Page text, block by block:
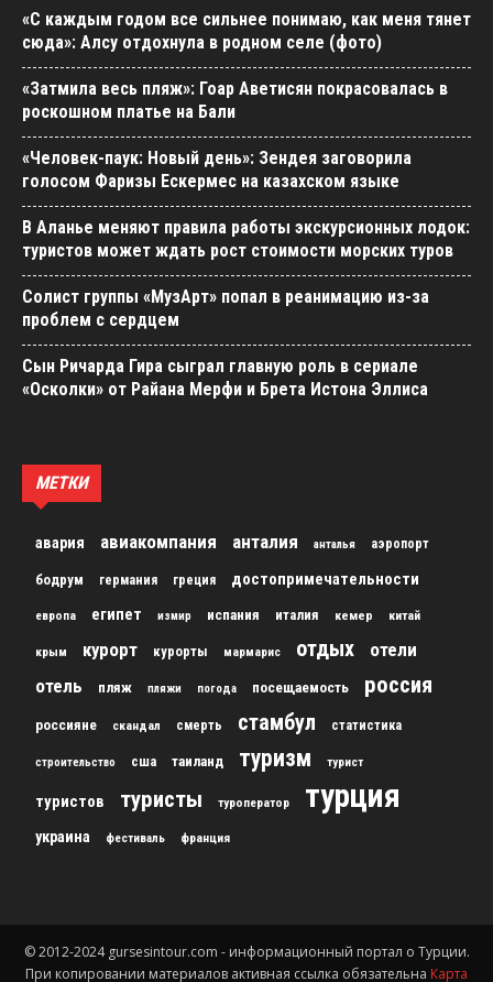
«С каждым годом все сильнее понимаю, как меня тянет
сюда»: Алсу отдохнула в родном селе (фото)
«Затмила весь пляж»: Гоар Аветисян покрасовалась в
роскошном платье на Бали
«Человек-паук: Новый день»: Зендея заговорила
голосом Фаризы Ескермес на казахском языке
В Аланье меняют правила работы экскурсионных лодок:
туристов может ждать рост стоимости морских туров
Солист группы «МузАрт» попал в реанимацию из-за
проблем с сердцем
Сын Ричарда Гира сыграл главную роль в сериале
«Осколки» от Райана Мерфи и Брета Истона Эллиса
МЕТКИ
авария авиакомпания анталия анталья аэропорт
бодрум германия греция достопримечательности
европа египет измир испания италия кемер китай
крым курорт курорты мармарис отдых
отели
отель
пляж пляжи погода посещаемость россия
россияне скандал смерть стамбул статистика
строительство сша таиланд туризм турист
туристов туристы туроператор турция
украина фестиваль франция
© 2012-2024 gursesintour.com - информационный портал о Турции.
При копировании материалов активная ссылка обязательна Карта